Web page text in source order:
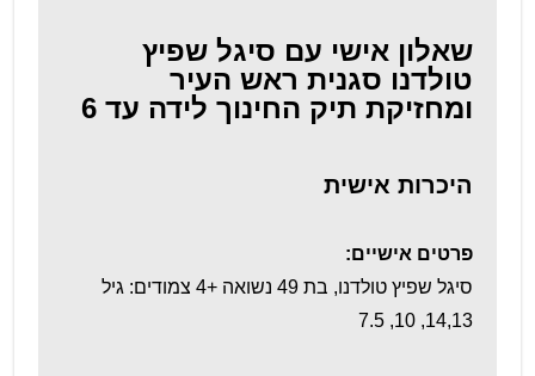
שאלון אישי עם סיגל שפיץ
טולדנו סגנית ראש העיר
ומחזיקת תיק החינוך לידה עד 6
היכרות אישית
פרטים אישיים:
סיגל שפיץ טולדנו, בת 49 נשואה +4 צמודים: גיל
14,13, 10, 7.5